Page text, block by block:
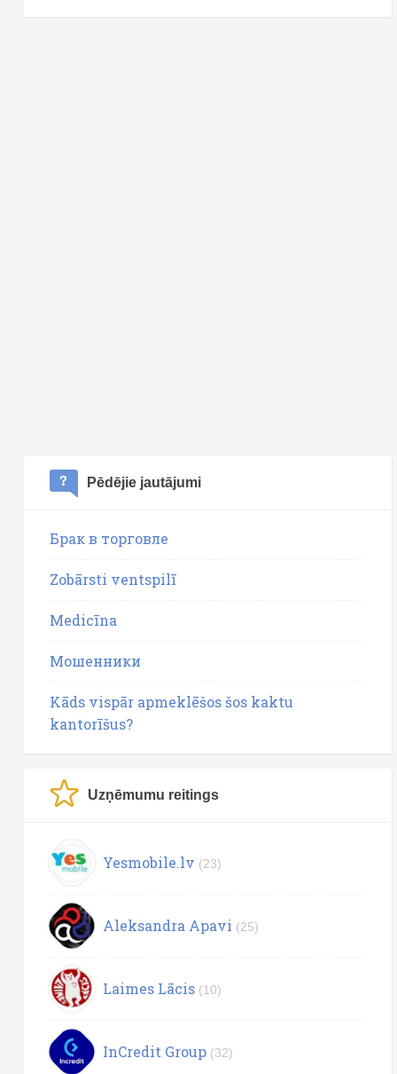
Pēdējie jautājumi
Брак в торговле
Zobārsti ventspilī
Medicīna
Мошенники
Kāds vispār apmeklēšos šos kaktu
kantorīšus?
Uzņēmumu reitings
Yesmobile.lv (23)
Aleksandra Apavi (25)
Laimes Lācis (10)
InCredit Group (32)